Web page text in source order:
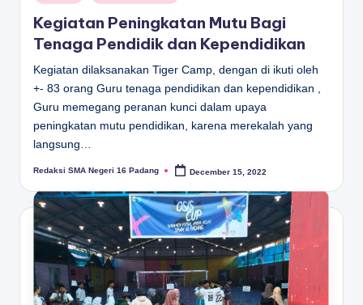
in
Kegiatan Peningkatan Mutu Bagi
Tenaga Pendidik dan Kependidikan
Kegiatan dilaksanakan Tiger Camp, dengan di ikuti oleh
+- 83 orang Guru tenaga pendidikan dan kependidikan ,
Guru memegang peranan kunci dalam upaya
peningkatan mutu pendidikan, karena merekalah yang
langsung…
Posted
Redaksi SMA Negeri 16 Padang December 15, 2022